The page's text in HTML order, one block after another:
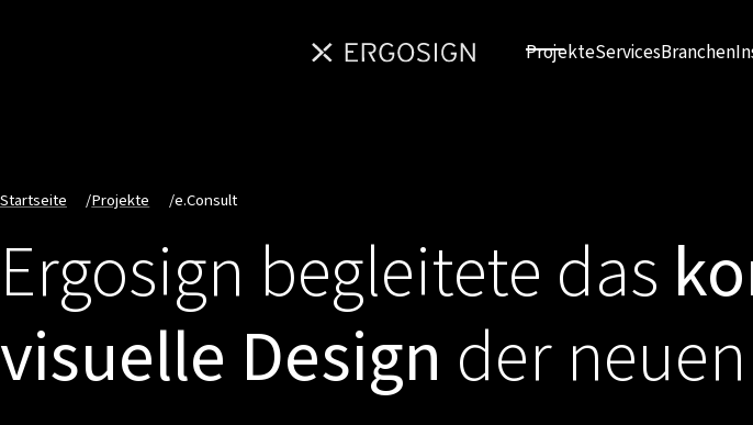
ProjekteServicesBranchen
Startseite /Projekte /e.Consult
Ergosign begleitete das
visuelle Design der